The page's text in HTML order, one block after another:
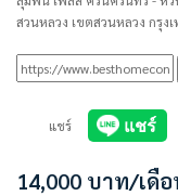
สวนหลวง เขตสวนหลวง กรุง
แชร์
14,000 บาท/เดื